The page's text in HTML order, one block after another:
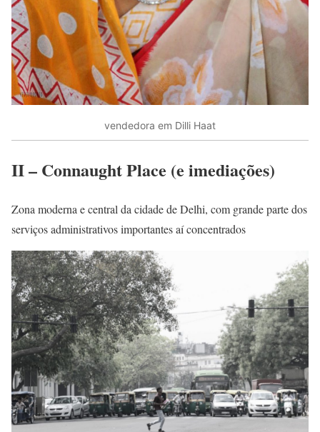
vendedora em Dilli Haat
II – Connaught Place (e imediações)
Zona moderna e central da cidade de Delhi, com grande parte dos
serviços administrativos importantes aí concentrados